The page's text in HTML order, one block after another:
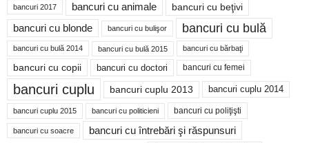
bancuri 2017 bancuri cu animale bancuri cu beţivi
bancuri cu blonde bancuri cu bulişor bancuri cu bulă
bancuri cu bulă 2014 bancuri cu bulă 2015 bancuri cu bărbaţi
bancuri cu copii bancuri cu doctori bancuri cu femei
bancuri cuplu bancuri cuplu 2013 bancuri cuplu 2014
bancuri cuplu 2015 bancuri cu politicieni bancuri cu poliţişti
bancuri cu soacre bancuri cu întrebări şi răspunsuri